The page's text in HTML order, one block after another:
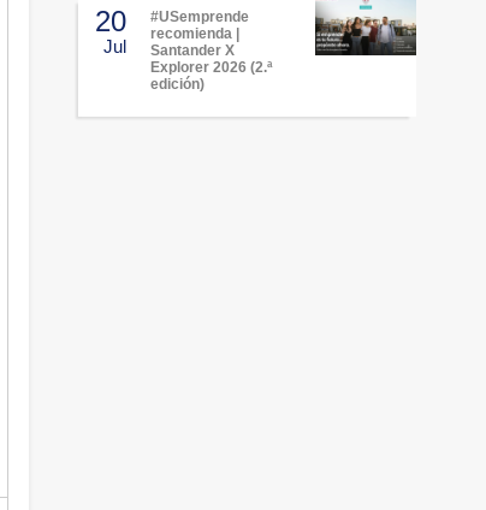
20
Jul
#USemprende
recomienda |
Santander X
Explorer 2026 (2.ª
edición)